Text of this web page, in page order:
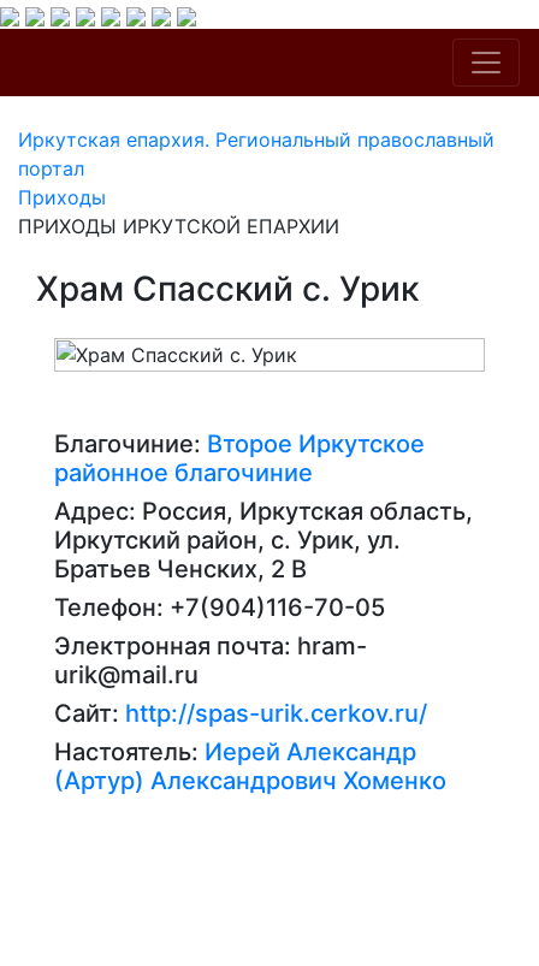
Иркутская епархия. Региональный православный
портал
Приходы
ПРИХОДЫ ИРКУТСКОЙ ЕПАРХИИ
Храм Спасский с. Урик
Благочиние: Второе Иркутское
районное благочиние
Адрес: Россия, Иркутская область,
Иркутский район, с. Урик, ул.
Братьев Ченских, 2 B
Телефон: +7(904)116-70-05
Электронная почта: hram-
urik@mail.ru
Сайт: http://spas-urik.cerkov.ru/
Настоятель: Иерей Александр
(Артур) Александрович Хоменко